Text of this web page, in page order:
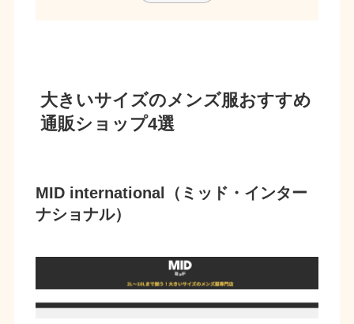
大きいサイズのメンズ服おすすめ
通販ショップ4選
MID international（ミッド・インター
ナショナル）